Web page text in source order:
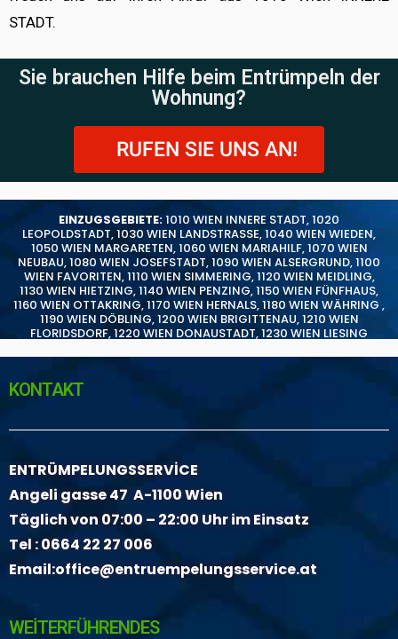
STADT.
Sie brauchen Hilfe beim Entrümpeln der
Wohnung?
RUFEN SIE UNS AN!
EINZUGSGEBIETE:1010 WIEN INNERE STADT,1020
LEOPOLDSTADT,1030 WIEN LANDSTRASSE,1040 WIEN WIEDEN,
1050 WIEN MARGARETEN,1060 WIEN MARIAHILF,1070 WIEN
NEUBAU,1080 WIEN JOSEFSTADT,1090 WIEN ALSERGRUND,1100
WIEN FAVORITEN,1110 WIEN SIMMERING,1120 WIEN MEIDLING,
1130 WIEN HIETZING,1140 WIEN PENZING,1150 WIEN FÜNFHAUS,
1160 WIEN OTTAKRING,1170 WIEN HERNALS,1180 WIEN WÄHRING ,
1190 WIEN DÖBLING,1200 WIEN BRIGITTENAU,1210 WIEN
FLORIDSDORF,1220 WIEN DONAUSTADT,1230 WIEN LIESING
KONTAKT
ENTRÜMPELUNGSSERVİCE
Angeli gasse 47 A-1100 Wien
Täglich von 07:00 – 22:00 Uhr im Einsatz
Tel :0664 22 27 006
Email:office@entruempelungsservice.at
WEİTERFÜHRENDES